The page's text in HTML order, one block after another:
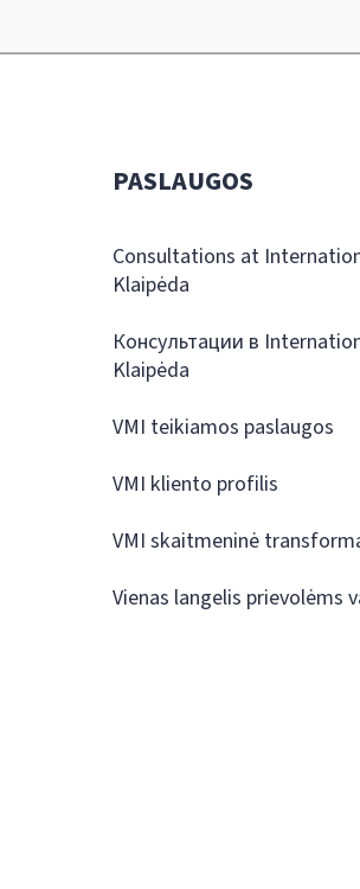
PASLAUGOS
Consultations at
Klaipėda
Консультации в
Klaipėda
VMI teikiamos paslaugos
VMI kliento profilis
VMI skaitmeninė
Vienas langelis prievolėms